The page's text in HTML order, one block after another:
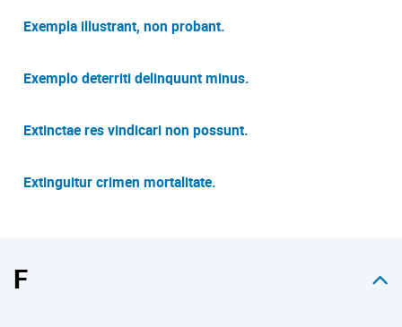
Exempla illustrant, non probant.
Exemplo deterriti delinquunt minus.
Extinctae res vindicari non possunt.
Extinguitur crimen mortalitate.
F